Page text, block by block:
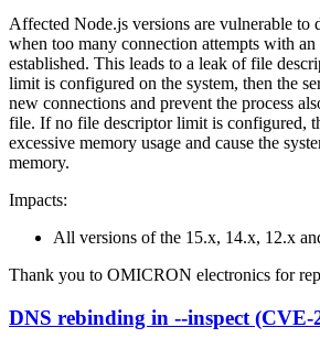
Affected Node.js versions are vulnerable to
when too many connection attempts with
established. This leads to a leak of file
limit is configured on the system, then the
new connections and prevent the process
file. If no file descriptor limit is configured,
excessive memory usage and cause the
memory.
Impacts:
All versions of the 15.x, 14.x, 12.x
Thank you to OMICRON electronics for
DNS rebinding in --inspect (CVE-